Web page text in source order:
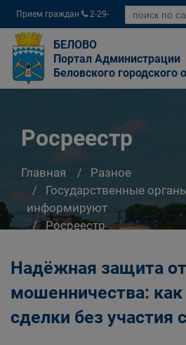
Прием граждан
2-29-
04
БЕЛОВО
Портал Администрации
Беловского городского
Росреестр
Главная
Разное
Государственные
информируют
Росреестр
Надёжная защита от
мошенничества: как
сделки без участия